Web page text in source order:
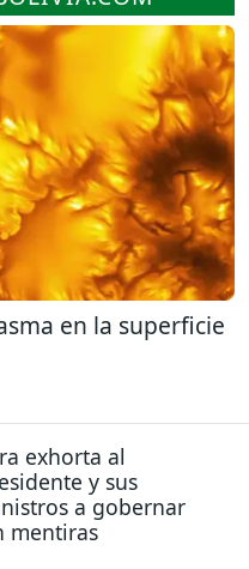
en la superficie
exhorta al
y sus
a gobernar
mentiras